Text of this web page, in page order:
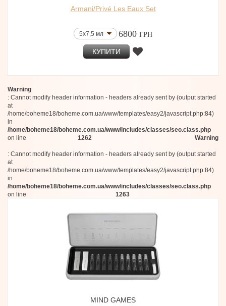
Armani/Privé Les Eaux Set
5x7,5 мл 6800 ГРН
КУПИТИ
Warning
: Cannot modify header information - headers already sent by (output started
at
/home/boheme18/boheme.com.ua/www/templates/easy2/javascript.php:84)
in
/home/boheme18/boheme.com.ua/www/includes/classes/seo.class.php
on line
1262 Warning
: Cannot modify header information - headers already sent by (output started
at
/home/boheme18/boheme.com.ua/www/templates/easy2/javascript.php:84)
in
/home/boheme18/boheme.com.ua/www/includes/classes/seo.class.php
on line
1263
MIND GAMES